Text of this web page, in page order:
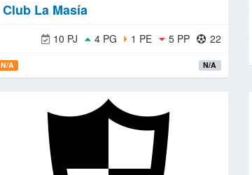
Club La Masía
22
5 PP
1 PE
4 PG
10 PJ
N/A N/A